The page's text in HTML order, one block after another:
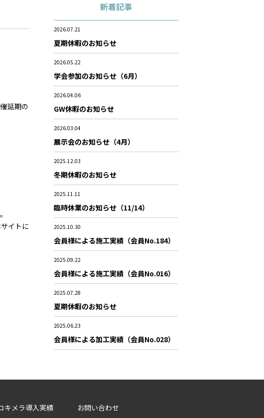
延期の
イトに
新着記事
2026.07.21
夏期休暇のお知らせ
2026.05.22
学会参加のお知らせ（6月）
2026.04.06
GW休暇のお知らせ
2026.03.04
展示会のお知らせ（4月）
2025.12.03
冬期休暇のお知らせ
2025.11.11
臨時休業のお知らせ（11/14）
2025.10.30
会員様による施工実績（会員No.184）
2025.09.22
会員様による施工実績（会員No.016）
2025.07.28
夏期休暇のお知らせ
2025.06.23
会員様による加工実績（会員No.028）
キメラ導入実績 お問い合わせ